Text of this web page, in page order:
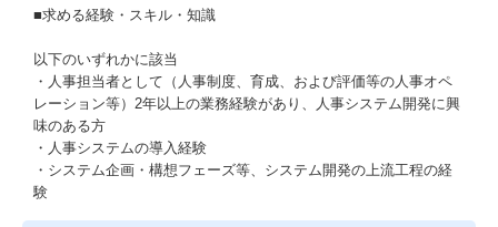
■求める経験・スキル・知識
以下のいずれかに該当
・人事担当者として（人事制度、育成、および評価等の人事オペ
レーション等）2年以上の業務経験があり、人事システム開発に興
味のある方
・人事システムの導入経験
・システム企画・構想フェーズ等、システム開発の上流工程の経
験